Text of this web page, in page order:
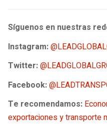
Síguenos en nuestras
Instagram:
Twitter:
Facebook:
Te recomendamos:
exportaciones y transporte